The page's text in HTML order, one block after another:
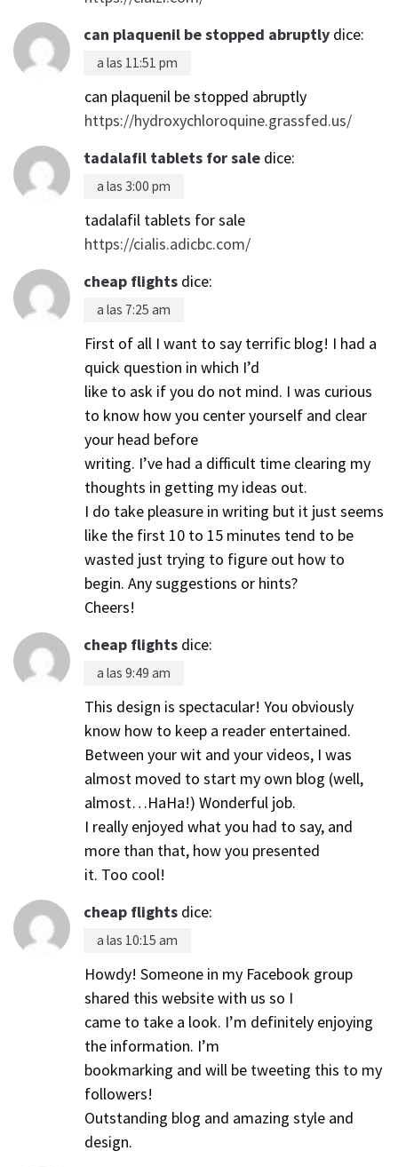
can plaquenil be stopped abruptly dice:
a las 11:51 pm
can plaquenil be stopped abruptly
https://hydroxychloroquine.grassfed.us/
tadalafil tablets for sale dice:
a las 3:00 pm
tadalafil tablets for sale
https://cialis.adicbc.com/
cheap flights dice:
a las 7:25 am
First of all I want to say terrific blog! I had a
quick question in which I’d
like to ask if you do not mind. I was curious
to know how you center yourself and clear
your head before
writing. I’ve had a difficult time clearing my
thoughts in getting my ideas out.
I do take pleasure in writing but it just seems
like the first 10 to 15 minutes tend to be
wasted just trying to figure out how to
begin. Any suggestions or hints?
Cheers!
cheap flights dice:
a las 9:49 am
This design is spectacular! You obviously
know how to keep a reader entertained.
Between your wit and your videos, I was
almost moved to start my own blog (well,
almost…HaHa!) Wonderful job.
I really enjoyed what you had to say, and
more than that, how you presented
it. Too cool!
cheap flights dice:
a las 10:15 am
Howdy! Someone in my Facebook group
shared this website with us so I
came to take a look. I’m definitely enjoying
the information. I’m
bookmarking and will be tweeting this to my
followers!
Outstanding blog and amazing style and
design.